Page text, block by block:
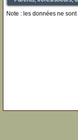
Note : les données ne